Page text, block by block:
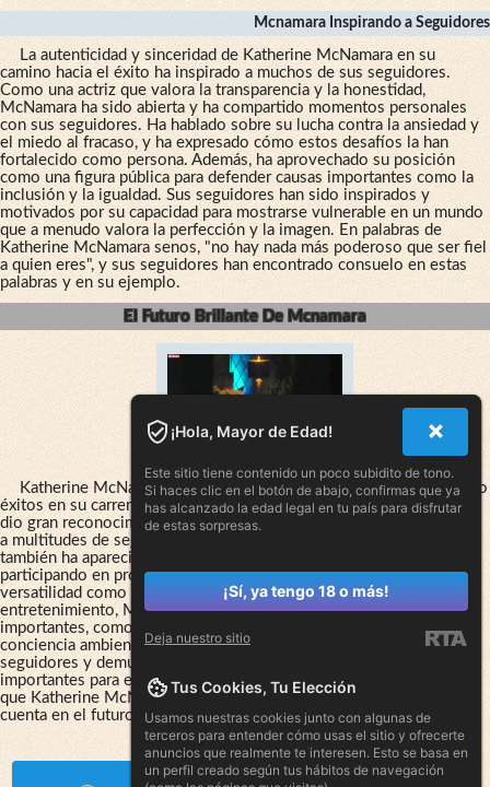
Mcnamara Inspirando a Seguidores
La autenticidad y sinceridad de Katherine McNamara en su
camino hacia el éxito ha inspirado a muchos de sus seguidores.
Como una actriz que valora la transparencia y la honestidad,
McNamara ha sido abierta y ha compartido momentos personales
con sus seguidores. Ha hablado sobre su lucha contra la ansiedad y
el miedo al fracaso, y ha expresado cómo estos desafíos la han
fortalecido como persona. Además, ha aprovechado su posición
como una figura pública para defender causas importantes como la
inclusión y la igualdad. Sus seguidores han sido inspirados y
motivados por su capacidad para mostrarse vulnerable en un mundo
que a menudo valora la perfección y la imagen. En palabras de
Katherine McNamara senos, "no hay nada más poderoso que ser fiel
a quien eres", y sus seguidores han encontrado consuelo en estas
palabras y en su ejemplo.
El Futuro Brillante De Mcnamara
Katherine McNamara es evidente a medida que sigue acumulando
éxitos en su carrera actoral. Su trabajo en la serie Shadowhunters le
dio gran reconocimiento por parte del público y de la crítica, y atrae
a multitudes de seguidores en las redes sociales. McNamara
también ha aparecido en varias películas de éxito y continúa
participando en proyectos emocionantes, lo que demuestra su
versatilidad como actriz. Además de su carrera en el
entretenimiento, McNamara también es activista en varias causas
importantes, como el empoderamiento de las mujeres y la
conciencia ambiental. A través de sus fotos y, ella inspira a sus
seguidores y demuestra su compromiso con los valores que son
importantes para ella. Con tanto éxito y dedicación, no hay duda de
que Katherine McNamara seguirá siendo una fuerza a tener en
cuenta en el futuro.
¡Hola, Mayor de Edad!
Este sitio tiene contenido un poco subidito de tono.
Si haces clic en el botón de abajo, confirmas que ya
has alcanzado la edad legal en tu país para disfrutar
de estas sorpresas.
¡Sí, ya tengo 18 o más!
Deja nuestro sitio
Tus Cookies, Tu Elección
Usamos nuestras cookies junto con algunas de
terceros para entender cómo usas el sitio y ofrecerte
anuncios que realmente te interesen. Esto se basa en
un perfil creado según tus hábitos de navegación